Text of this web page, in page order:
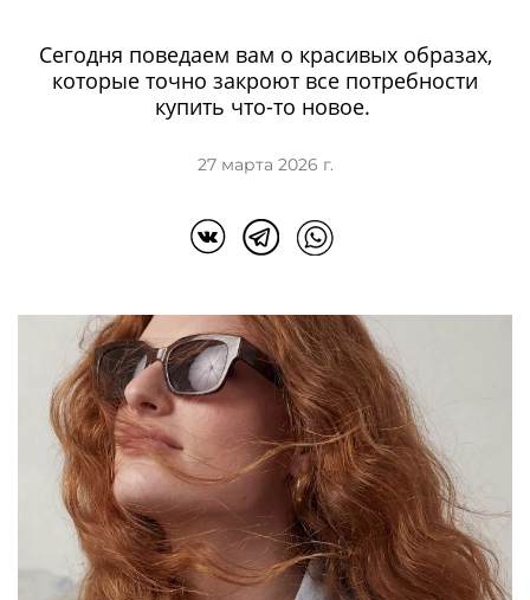
Сегодня поведаем вам о красивых образах,
которые точно закроют все потребности
купить что-то новое.
27 марта 2026 г.